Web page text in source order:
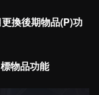
更換後期物品(P)功
物品功能